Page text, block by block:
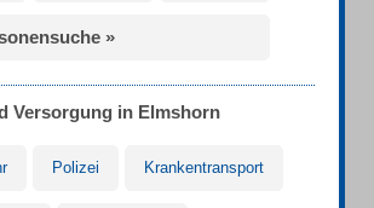
»
Versorgung in Elmshorn
Polizei Krankentransport